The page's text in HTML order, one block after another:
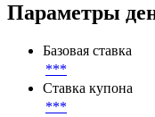
Параметры
Базовая ставка
***
Ставка купона
***